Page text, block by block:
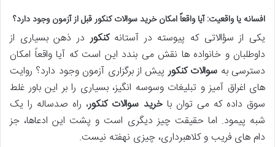
افسانه یا واقعیت: آیا واقعاً امکانخرید سوالات کنکورقبل از آزمون وجود دارد؟
یکی از سؤالاتی که پیوسته در آستانهکنکوردر ذهن بسیاری از
داوطلبان و خانواده ها نقش می بندد این است که آیا واقعاً امکان
دسترسی به سوالات کنکورپیش از برگزاری آزمون وجود دارد؟ روایت
های اغراق آمیز و تبلیغات وسوسه انگیز، بسیاری را بر این باور غلط
سوق داده که می توان باخرید سوالات کنکور، راه صدساله را یک
شبه پیمود. اما حقیقت چیز دیگری است و پشت این ادعاها، جز
دام های فریب و کلاهبرداری، چیزی نهفته نیست.